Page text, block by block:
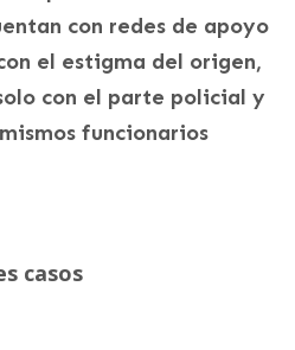
con redes de apoyo
el estigma del origen,
con el parte policial y
funcionarios
casos